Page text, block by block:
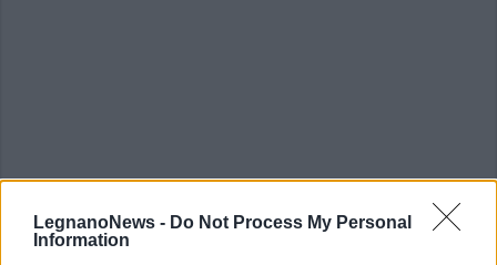
LegnanoNews - Do Not Process My Personal
Information